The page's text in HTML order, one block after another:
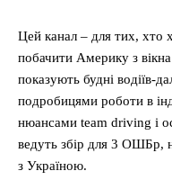
Цей канал – для тих, хто
побачити Америку з
показують будні водіїв-
подробицями роботи в
нюансами team driving і
ведуть збір для 3 ОШБр,
з Україною.